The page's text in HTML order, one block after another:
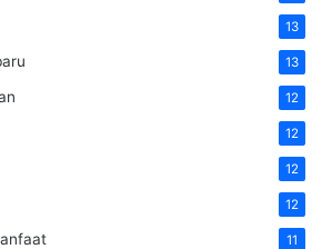
13
13
12
12
12
12
11